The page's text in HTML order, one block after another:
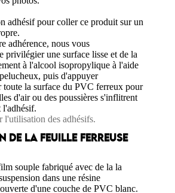
adhésif pour coller ce produit sur un
adhérence, nous vous
privilégier une surface lisse et de la
à l'alcool isopropylique à l'aide
puis d'appuyer
toute la surface du PVC ferreux pour
d'air ou des poussières s'inflitrent
l'adhésif.
l'utilisation des adhésifs.
DE LA FEUILLE FERREUSE
souple fabriqué avec de la la
dans une résine
d'une couche de PVC blanc.